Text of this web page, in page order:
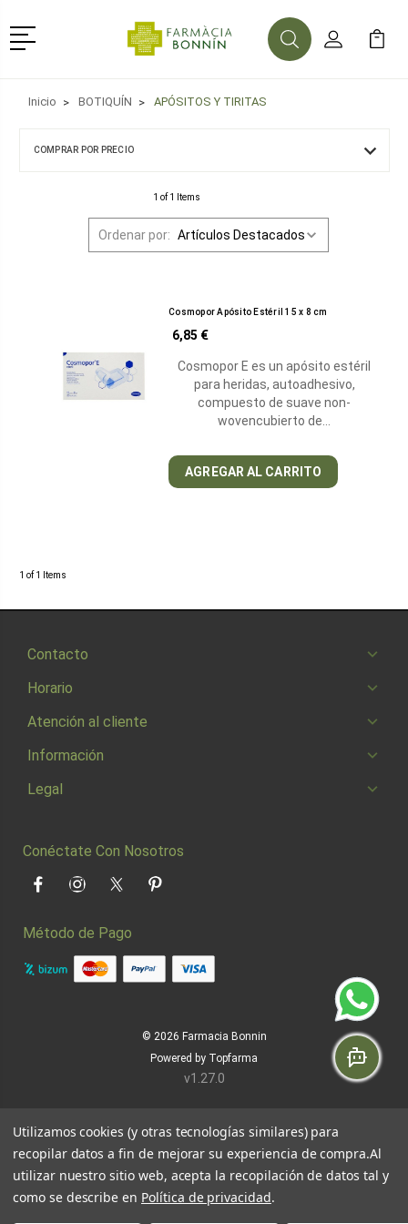
Menú
BuscarMi Cuenta
Mi
Inicio BOTIQUÍN APÓSITOS Y TIRITAS
COMPRAR POR PRECIO
1 of 1 Items
Ordenar por:
Cosmopor Apósito Estéril 15 x 8 cm
6,85 €
Cosmopor E es un apósito estéril
para heridas, autoadhesivo,
compuesto de suave non-
wovencubierto de…
AGREGAR AL CARRITO
1 of 1 Items
Contacto
Horario
Atención al cliente
Información
Legal
Conéctate Con Nosotros
FacebookInstagramTwitter Pinterest
Método de Pago
© 2026 Farmacia Bonnin
Powered by Topfarma
v1.27.0
Utilizamos cookies (y otras tecnologías similares) para
recopilar datos a fin de mejorar su experiencia de compra.Al
utilizar nuestro sitio web, acepta la recopilación de datos tal y
como se describe en Política de privacidad.